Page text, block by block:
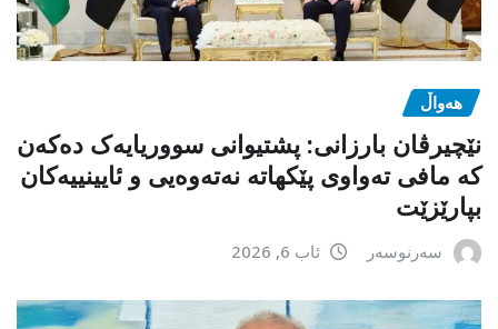
هەواڵ
نێچیرڤان بارزانی: پشتیوانی سووریایەک دەکەن
کە مافی تەواوی پێکهاتە نەتەوەیی و ئایینییەکان
بپارێزێت
سەرنوسەر ئاب 6, 2026